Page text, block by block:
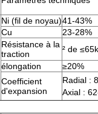
Ni (fil de noyau)41-43%
Cu
23-28%
Résistance à la
traction
² de
élongation
≥20%
Coefficient
d'expansion
Radial :
Axial :